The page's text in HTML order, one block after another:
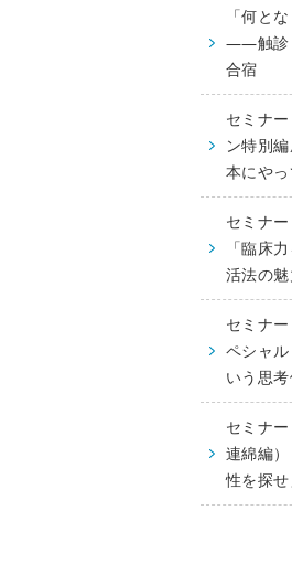
「何と
——触診
合宿
セミナ
ン特別
本にやっ
セミナ
「臨床
活法の魅
セミナ
ペシャ
いう思考
セミナ
連綿編
性を探せ